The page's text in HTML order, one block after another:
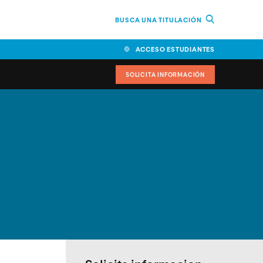
BUSCA UNA TITULACIÓN
ACCESO ESTUDIANTES
SOLICITA INFORMACIÓN